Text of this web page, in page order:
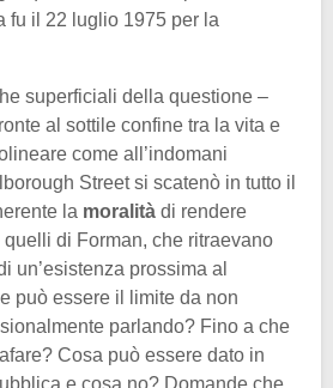
fu il 22 luglio 1975 per la
superficiali della questione –
al sottile confine tra la vita e
come all’indomani
Street si scatenò in tutto il
la moralità di rendere
di Forman, che ritraevano
un’esistenza prossima al
può essere il limite da non
parlando? Fino a che
Cosa può essere dato in